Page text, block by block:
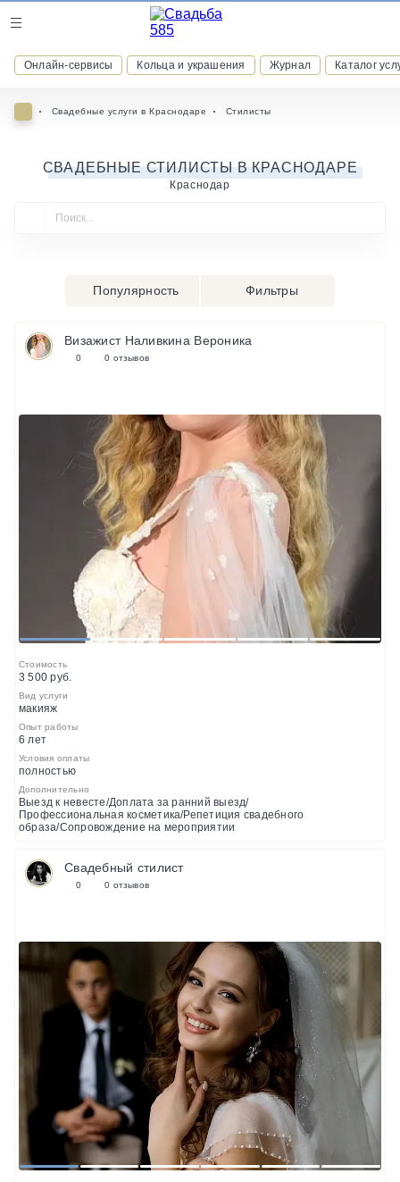
Онлайн-сервисы Кольца и украшения Журнал Каталог
ВСТУПАЙТЕ В КЛУБ ПРИВИЛЕГИЙ
Свадебные услуги в Краснодаре Стилисты
СВАДЕБНЫЕ СТИЛИСТЫ В КРАСНОДАРЕ
Краснодар
Популярность Фильтры
Визажист Наливкина Вероника
0 0 отзывов
1 2 3 4 5
Стоимость
3 500 руб.
Вид услуги
макияж
Опыт работы
6 лет
Условия оплаты
полностью
Дополнительно
Выезд к невесте/Доплата за ранний выезд/
Профессиональная косметика/Репетиция свадебного
образа/Сопровождение на мероприятии
Свадебный стилист
0 0 отзывов
1 2 3 4 5 6